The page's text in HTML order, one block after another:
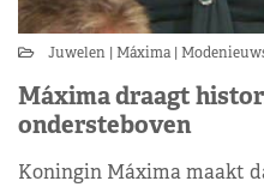
Juwelen Máxima
Máxima draagt
ondersteboven
Koningin Máxima maakt